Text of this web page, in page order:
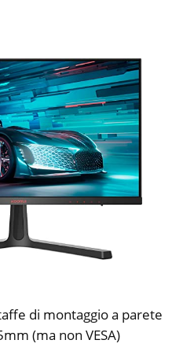
di montaggio a parete
(ma non VESA)